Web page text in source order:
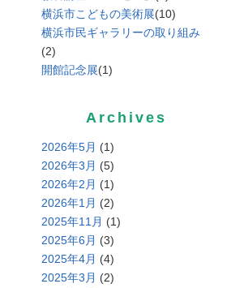
横浜市こどもの美術展(10)
横浜市民ギャラリーの取り組み
(2)
開館記念展(1)
Archives
2026年5月 (1)
2026年3月 (5)
2026年2月 (1)
2026年1月 (2)
2025年11月 (1)
2025年6月 (3)
2025年4月 (4)
2025年3月 (2)